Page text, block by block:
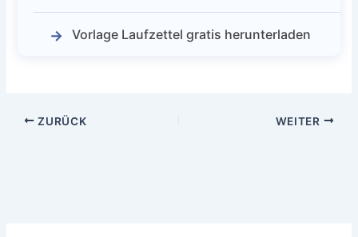
Vorlage Laufzettel gratis herunterladen
ZURÜCK WEITER